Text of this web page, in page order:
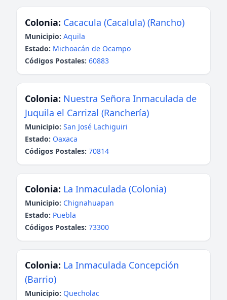
Colonia: Cacacula (Cacalula) (Rancho)
Municipio: Aquila
Estado: Michoacán de Ocampo
Códigos Postales: 60883
Colonia: Nuestra Señora Inmaculada de
Juquila el Carrizal (Ranchería)
Municipio: San José Lachiguiri
Estado: Oaxaca
Códigos Postales: 70814
Colonia: La Inmaculada (Colonia)
Municipio: Chignahuapan
Estado: Puebla
Códigos Postales: 73300
Colonia: La Inmaculada Concepción
(Barrio)
Municipio: Quecholac